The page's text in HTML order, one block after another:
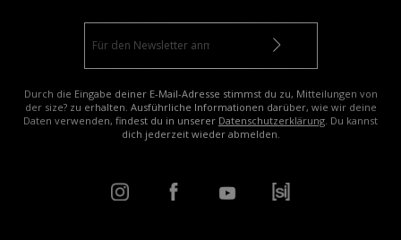
Durch die Eingabe deiner E-Mail-Adresse stimmst du zu, Mitteilungen von
der size? zu erhalten. Ausführliche Informationen darüber, wie wir deine
Daten verwenden, findest du in unserer Datenschutzerklärung . Du kannst
dich jederzeit wieder abmelden.